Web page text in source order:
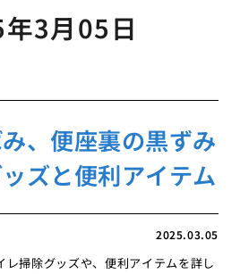
3月05日
、便座裏の黒ずみ
ズと便利アイテム
2025.03.05
レ掃除グッズや、便利アイテムを詳し